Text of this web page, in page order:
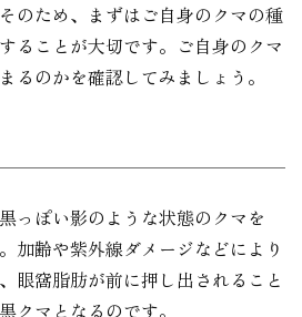
のため、まずはご自身のクマの種
ることが大切です。ご自身のクマ
るのかを確認してみましょう。
っぽい影のような状態のクマを
加齢や紫外線ダメージなどにより
眼窩脂肪が前に押し出されること
クマとなるのです。